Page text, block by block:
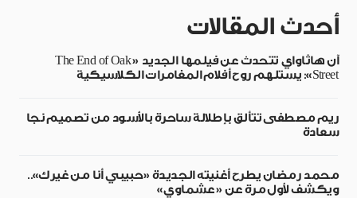
أحدث المقالات
آن هاثاواي تتحدث عن فيلمها الجديد «The End of Oak
Street»: يستلهم روح أفلام المغامرات الكلاسيكية
ريم مصطفى تتألق بإطلالة ساحرة بالأسود من تصميم نجا
سعادة
محمد رمضان يطرح أغنيته الجديدة «حبيبي أنا من غيرك»..
ويكشف لأول مرة عن «عشماوي»